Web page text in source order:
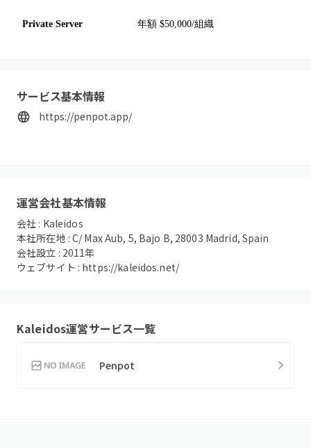
Private Server 年額 $50,000/組織
サービス基本情報
https://penpot.app/
運営会社基本情報
会社 : Kaleidos
本社所在地 :C/ Max Aub, 5, Bajo B, 28003 Madrid, Spain
会社設立 : 2011年
ウェブサイト : https://kaleidos.net/
Kaleidos運営サービス一覧
Penpot